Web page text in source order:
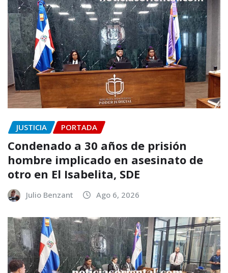
JUSTICIA PORTADA
Condenado a 30 años de prisión
hombre implicado en asesinato de
otro en El Isabelita, SDE
Julio Benzant Ago 6, 2026